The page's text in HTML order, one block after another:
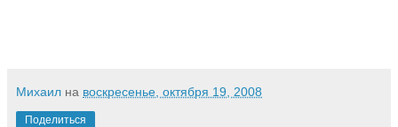
Михаил на воскресенье, октября 19, 2008
Поделиться